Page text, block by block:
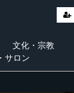
文化・宗教
サロン